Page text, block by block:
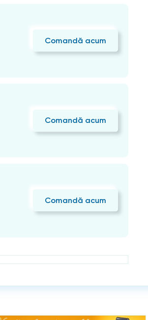
Comandă acum
Comandă acum
Comandă acum